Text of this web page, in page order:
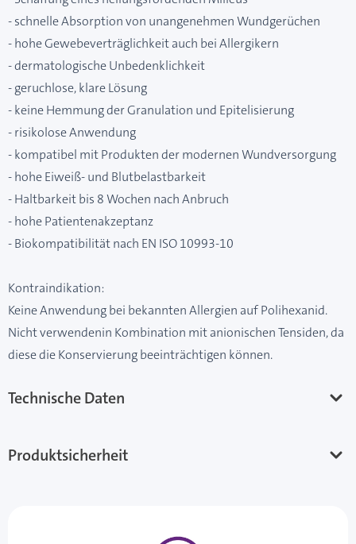
- schnelle Absorption von unangenehmen Wundgerüchen
- hohe Gewebeverträglichkeit auch bei Allergikern
- dermatologische Unbedenklichkeit
- geruchlose, klare Lösung
- keine Hemmung der Granulation und Epitelisierung
- risikolose Anwendung
- kompatibel mit Produkten der modernen Wundversorgung
- hohe Eiweiß- und Blutbelastbarkeit
- Haltbarkeit bis 8 Wochen nach Anbruch
- hohe Patientenakzeptanz
- Biokompatibilität nach EN ISO 10993-10
Kontraindikation:
Keine Anwendung bei bekannten Allergien auf Polihexanid.
Nicht verwendenin Kombination mit anionischen Tensiden, da
diese die Konservierung beeinträchtigen können.
Technische Daten
Produktsicherheit